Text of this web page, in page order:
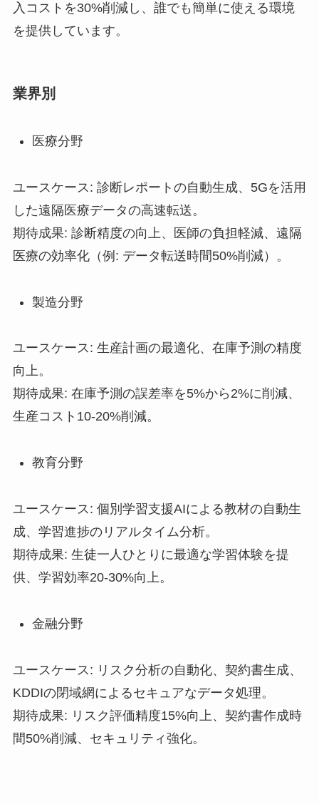
入コストを30%削減し、誰でも簡単に使える環境
を提供しています。
業界別
医療分野
ユースケース: 診断レポートの自動生成、5Gを活用
した遠隔医療データの高速転送。
期待成果: 診断精度の向上、医師の負担軽減、遠隔
医療の効率化（例: データ転送時間50%削減）。
製造分野
ユースケース: 生産計画の最適化、在庫予測の精度
向上。
期待成果: 在庫予測の誤差率を5%から2%に削減、
生産コスト10-20%削減。
教育分野
ユースケース: 個別学習支援AIによる教材の自動生
成、学習進捗のリアルタイム分析。
期待成果: 生徒一人ひとりに最適な学習体験を提
供、学習効率20-30%向上。
金融分野
ユースケース: リスク分析の自動化、契約書生成、
KDDIの閉域網によるセキュアなデータ処理。
期待成果: リスク評価精度15%向上、契約書作成時
間50%削減、セキュリティ強化。